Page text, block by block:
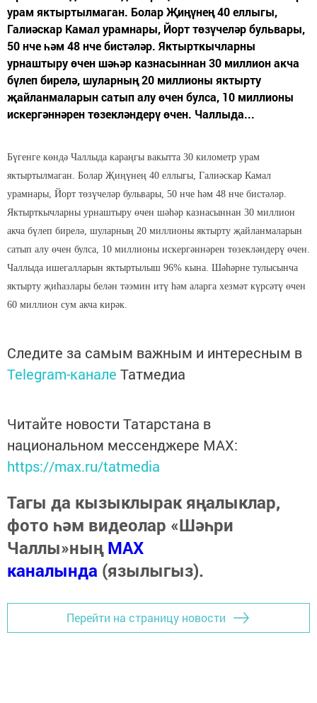
урам яктыртылмаган. Болар Җиңүнең 40 еллыгы,
Галиәскар Камал урамнары, Йорт төзүчеләр бульвары,
50 нче һәм 48 нче бистәләр. Яктырткычларны
урнаштыру өчен шәһәр казнасыннан 30 миллион акча
бүлеп бирелә, шуларның 20 миллионы яктырту
җайланмаларын сатып алу өчен булса, 10 миллионы
искергәннәрен төзекләндерү өчен. Чаллыда...
Бүгенге көндә Чаллыда караңгы вакытта 30 километр урам
яктыртылмаган. Болар Җиңүнең 40 еллыгы, Галиәскар Камал
урамнары, Йорт төзүчеләр бульвары, 50 нче һәм 48 нче бистәләр.
Яктырткычларны урнаштыру өчен шәһәр казнасыннан 30 миллион
акча бүлеп бирелә, шуларның 20 миллионы яктырту җайланмаларын
сатып алу өчен булса, 10 миллионы искергәннәрен төзекләндерү өчен.
Чаллыда ишегалларын яктыртылыш 96% кына. Шәһәрне тулысынча
яктырту җиһазлары белән тәэмин итү һәм аларга хезмәт күрсәтү өчен
60 миллион сум акча кирәк.
Следите за самым важным и интересным в
Telegram-канале Татмедиа
Читайте новости Татарстана в
национальном мессенджере MАХ:
https://max.ru/tatmedia
Тагы да кызыклырак яңалыклар,
фото һәм видеолар «Шәһри
Чаллы»ныңMAX
каналында (язылыгыз).
Перейти на страницу новости